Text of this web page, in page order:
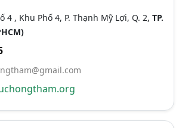
4 , Khu Phố 4, P. Thạnh Mỹ Lợi, Q. 2,TP.